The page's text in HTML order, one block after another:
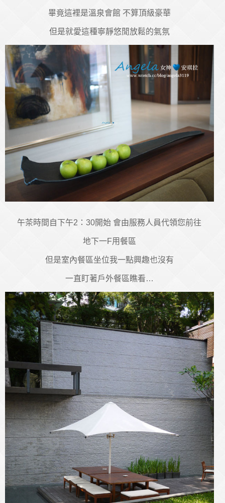
畢竟這裡是溫泉會館 不算頂級豪華
但是就愛這種寧靜悠閒放鬆的氣氛
午茶時間自下午2：30開始 會由服務人員代領您前往
地下一F用餐區
但是室內餐區坐位我一點興趣也沒有
一直盯著戶外餐區瞧看…